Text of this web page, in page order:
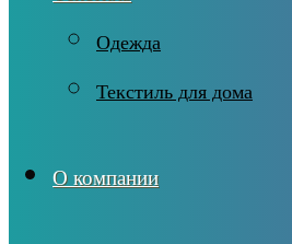
Одежда
Текстиль для дома
О компании